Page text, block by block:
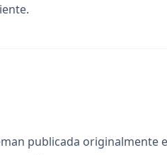
publicada originalmente